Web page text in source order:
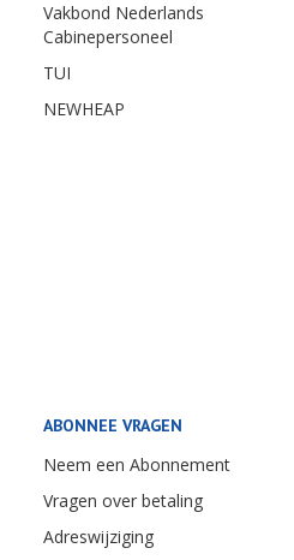
Vakbond Nederlands
Cabinepersoneel
TUI
NEWHEAP
ABONNEE VRAGEN
Neem een Abonnement
Vragen over betaling
Adreswijziging